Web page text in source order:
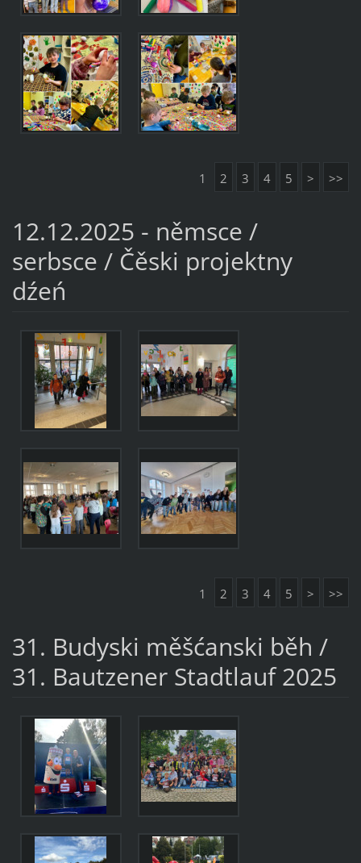
1 2 3 4 5 > >>
12.12.2025 - němsce /
serbsce / Čěski projektny
dźeń
1 2 3 4 5 > >>
31. Budyski měšćanski běh /
31. Bautzener Stadtlauf 2025